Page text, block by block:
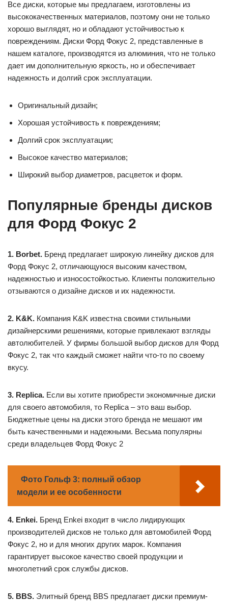
Все диски, которые мы предлагаем, изготовлены из
высококачественных материалов, поэтому они не только
хорошо выглядят, но и обладают устойчивостью к
повреждениям. Диски Форд Фокус 2, представленные в
нашем каталоге, производятся из алюминия, что не только
дает им дополнительную яркость, но и обеспечивает
надежность и долгий срок эксплуатации.
Оригинальный дизайн;
Хорошая устойчивость к повреждениям;
Долгий срок эксплуатации;
Высокое качество материалов;
Широкий выбор диаметров, расцветок и форм.
Популярные бренды дисков
для Форд Фокус 2
1. Borbet. Бренд предлагает широкую линейку дисков для
Форд Фокус 2, отличающуюся высоким качеством,
надежностью и износостойкостью. Клиенты положительно
отзываются о дизайне дисков и их надежности.
2. K&K. Компания K&K известна своими стильными
дизайнерскими решениями, которые привлекают взгляды
автолюбителей. У фирмы большой выбор дисков для Форд
Фокус 2, так что каждый сможет найти что-то по своему
вкусу.
3. Replica. Если вы хотите приобрести экономичные диски
для своего автомобиля, то Replica – это ваш выбор.
Бюджетные цены на диски этого бренда не мешают им
быть качественными и надежными. Весьма популярны
среди владельцев Форд Фокус 2
Фото Гольф 3: полный обзор
модели и ее особенности
4. Enkei. Бренд Enkei входит в число лидирующих
производителей дисков не только для автомобилей Форд
Фокус 2, но и для многих других марок. Компания
гарантирует высокое качество своей продукции и
многолетний срок службы дисков.
5. BBS. Элитный бренд BBS предлагает диски премиум-